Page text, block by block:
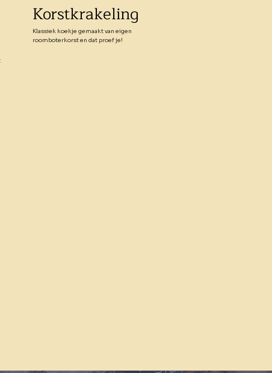
Korstkrakeling
Klassiek koekje gemaakt van eigen
roomboterkorst en dat proef je!